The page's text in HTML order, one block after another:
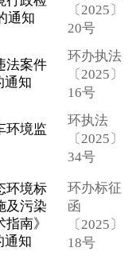
通知
〔2025〕
20号
法案件
通知
环办执法
〔2025〕
16号
环境监
环执法
〔2025〕
34号
环境标
及污染
南》
通知
环办标征
函
〔2025〕
18号